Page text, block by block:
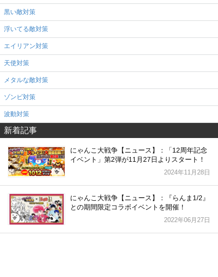
黒い敵対策
浮いてる敵対策
エイリアン対策
天使対策
メタルな敵対策
ゾンビ対策
波動対策
新着記事
にゃんこ大戦争【ニュース】：「12周年記念
イベント」第2弾が11月27日よりスタート！
2024年11月28日
にゃんこ大戦争【ニュース】：『らんま1/2』
との期間限定コラボイベントを開催！
2022年06月27日